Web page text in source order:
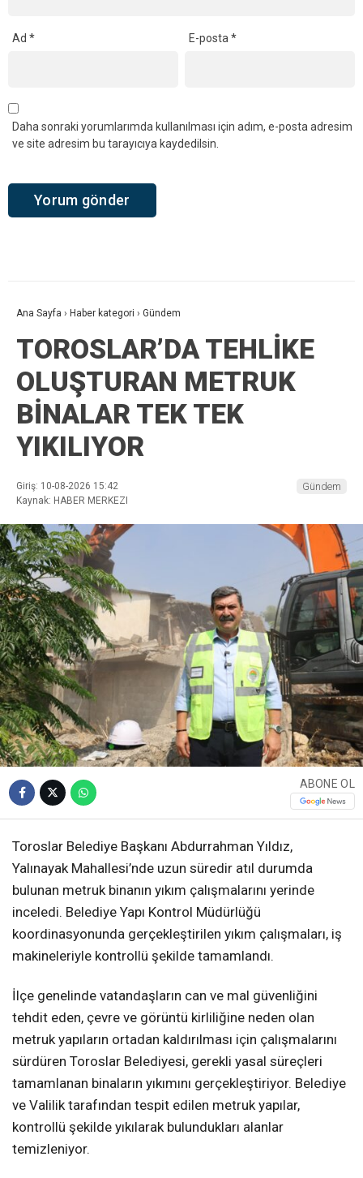
Ad * E-posta*
Daha sonraki yorumlarımda kullanılması için adım, e-posta adresim
ve site adresim bu tarayıcıya kaydedilsin.
Ana Sayfa › Haber kategori › Gündem
TOROSLAR’DA TEHLİKE
OLUŞTURAN METRUK
BİNALAR TEK TEK
YIKILIYOR
Giriş: 10-08-2026 15:42
Kaynak: HABER MERKEZI
Gündem
ABONE OL
Toroslar Belediye Başkanı Abdurrahman Yıldız,
Yalınayak Mahallesi’nde uzun süredir atıl durumda
bulunan metruk binanın yıkım çalışmalarını yerinde
inceledi. Belediye Yapı Kontrol Müdürlüğü
koordinasyonunda gerçekleştirilen yıkım çalışmaları, iş
makineleriyle kontrollü şekilde tamamlandı.
İlçe genelinde vatandaşların can ve mal güvenliğini
tehdit eden, çevre ve görüntü kirliliğine neden olan
metruk yapıların ortadan kaldırılması için çalışmalarını
sürdüren Toroslar Belediyesi, gerekli yasal süreçleri
tamamlanan binaların yıkımını gerçekleştiriyor. Belediye
ve Valilik tarafından tespit edilen metruk yapılar,
kontrollü şekilde yıkılarak bulundukları alanlar
temizleniyor.